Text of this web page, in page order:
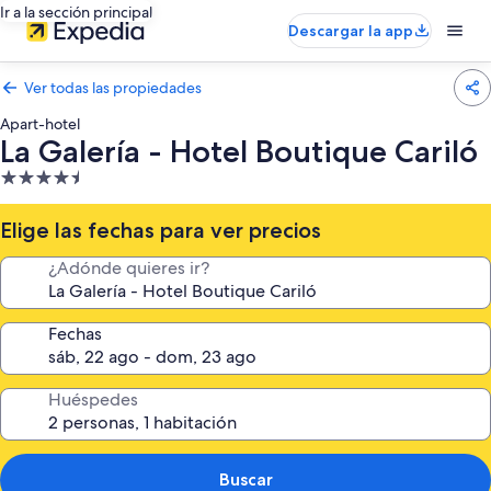
Ir a la sección principal
Descargar la app
Ver todas las propiedades
Apart-hotel
La Galería - Hotel Boutique Cariló
Propiedad
de
4.5
estrellas
Elige las fechas para ver precios
¿Adónde quieres ir?
Fechas
Huéspedes
Buscar